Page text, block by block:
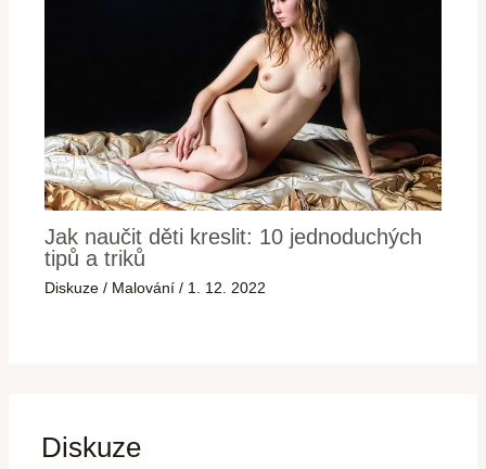
Jak naučit děti kreslit: 10 jednoduchých
tipů a triků
Diskuze / Malování / 1. 12. 2022
Diskuze